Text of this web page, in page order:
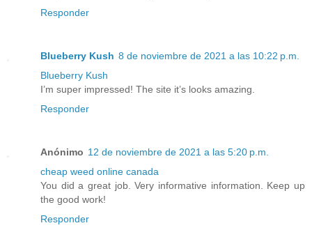
Responder
Blueberry Kush 8 de noviembre de 2021 a las 10:22 p.m.
Blueberry Kush
I’m super impressed! The site it’s looks amazing.
Responder
Anónimo 12 de noviembre de 2021 a las 5:20 p.m.
cheap weed online canada
You did a great job. Very informative information. Keep up
the good work!
Responder